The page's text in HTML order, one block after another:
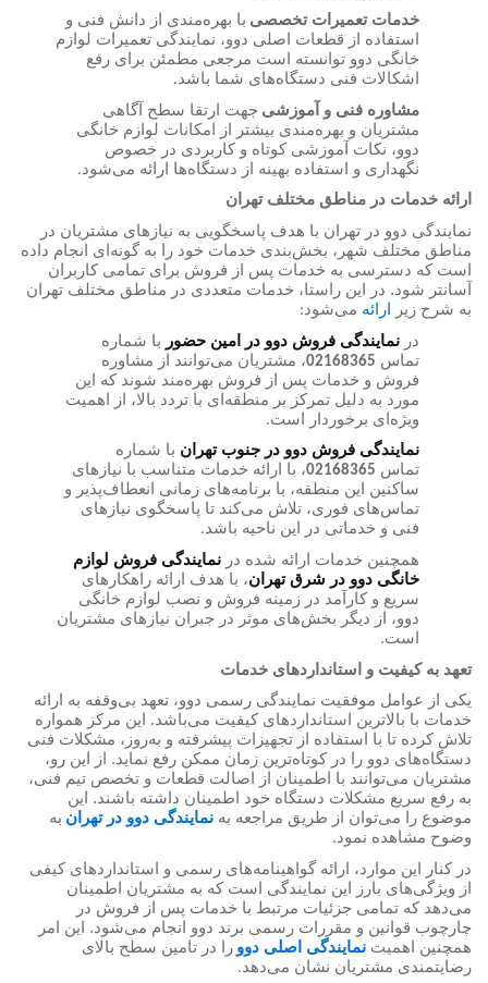
خدمات تعمیرات تخصصی با بهره‌مندی از دانش فنی و
استفاده از قطعات اصلی دوو، نمایندگی تعمیرات لوازم
خانگی دوو توانسته است مرجعی مطمئن برای رفع
اشکالات فنی دستگاه‌های شما باشد.
مشاوره فنی و آموزشی جهت ارتقا سطح آگاهی
مشتریان و بهره‌مندی بیشتر از امکانات لوازم خانگی
دوو، نکات آموزشی کوتاه و کاربردی در خصوص
نگهداری و استفاده بهینه از دستگاه‌ها ارائه می‌شود.
ارائه خدمات در مناطق مختلف تهران
نمایندگی دوو در تهران با هدف پاسخگویی به نیازهای مشتریان در
مناطق مختلف شهر، بخش‌بندی خدمات خود را به گونه‌ای انجام داده
است که دسترسی به خدمات پس از فروش برای تمامی کاربران
آسانتر شود. در این راستا، خدمات متعددی در مناطق مختلف تهران
به شرح زیر ارائه می‌شود:
در نمایندگی فروش دوو در امین حضور با شماره
تماس 02168365، مشتریان می‌توانند از مشاوره
فروش و خدمات پس از فروش بهره‌مند شوند که این
مورد به دلیل تمرکز بر منطقه‌ای با تردد بالا، از اهمیت
ویژه‌ای برخوردار است.
نمایندگی فروش دوو در جنوب تهران با شماره
تماس 02168365، با ارائه خدمات متناسب با نیازهای
ساکنین این منطقه، با برنامه‌های زمانی انعطاف‌پذیر و
تماس‌های فوری، تلاش می‌کند تا پاسخگوی نیازهای
فنی و خدماتی در این ناحیه باشد.
همچنین خدمات ارائه شده در نمایندگی فروش لوازم
خانگی دوو در شرق تهران، با هدف ارائه راهکارهای
سریع و کارآمد در زمینه فروش و نصب لوازم خانگی
دوو، از دیگر بخش‌های موثر در جبران نیازهای مشتریان
است.
تعهد به کیفیت و استانداردهای خدمات
یکی از عوامل موفقیت نمایندگی رسمی دوو، تعهد بی‌وقفه به ارائه
خدمات با بالاترین استانداردهای کیفیت می‌باشد. این مرکز همواره
تلاش کرده تا با استفاده از تجهیزات پیشرفته و به‌روز، مشکلات فنی
دستگاه‌های دوو را در کوتاه‌ترین زمان ممکن رفع نماید. از این رو،
مشتریان می‌توانند با اطمینان از اصالت قطعات و تخصص تیم فنی،
به رفع سریع مشکلات دستگاه خود اطمینان داشته باشند. این
موضوع را می‌توان از طریق مراجعه به نمایندگی دوو در تهران به
وضوح مشاهده نمود.
در کنار این موارد، ارائه گواهینامه‌های رسمی و استانداردهای کیفی
از ویژگی‌های بارز این نمایندگی است که به مشتریان اطمینان
می‌دهد که تمامی جزئیات مرتبط با خدمات پس از فروش در
چارچوب قوانین و مقررات رسمی برند دوو انجام می‌شود. این امر
همچنین اهمیت نمایندگی اصلی دوو را در تامین سطح بالای
رضایتمندی مشتریان نشان می‌دهد.